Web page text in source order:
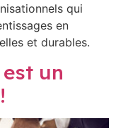
qui
en
et durables.
un